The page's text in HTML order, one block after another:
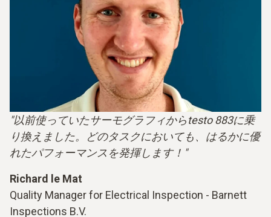
"以前使っていたサーモグラフィからtesto 883に乗
り換えました。どのタスクにおいても、はるかに優
れたパフォーマンスを発揮します！"
Richard le Mat
Quality Manager for Electrical Inspection - Barnett
Inspections B.V.